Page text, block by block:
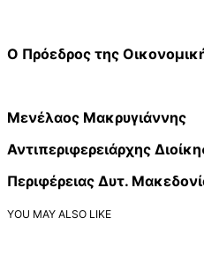
Ο Πρόεδρος της
Μενέλαος Μακρυγιάννης
Αντιπεριφερειάρχης
Περιφέρειας Δυτ.
YOU MAY ALSO LIKE